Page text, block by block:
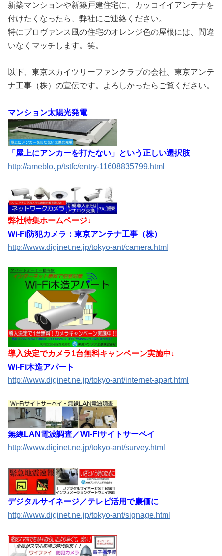
新築マンションや新築戸建住宅に、カッコイイアンテナを
付けたくなったら、弊社にご連絡ください。
特にプロヴァンス風の住宅のオレンジ色の屋根には、間違
いなくマッチします。笑。
以下、東京スカイツリーファンクラブの会社、東京アンテ
ナ工事（株）の宣伝です。よろしかったらご覧ください。
マンション太陽光発電
「屋上にアンカーを打たない」という正しい選択肢
http://ameblo.jp/tstfc/entry-11608835799.html
弊社特集ホームページ↓
Wi-Fi防犯カメラ：東京アンテナ工事（株）
http://www.diginet.ne.jp/tokyo-ant/camera.html
導入決定でカメラ1台無料キャンペーン実施中↓
Wi-Fi木造アパート
http://www.diginet.ne.jp/tokyo-ant/internet-apart.html
無線LAN電波調査／Wi-Fiサイトサーベイ
http://www.diginet.ne.jp/tokyo-ant/survey.html
デジタルサイネージ／テレビ活用で廉価に
http://www.diginet.ne.jp/tokyo-ant/signage.html